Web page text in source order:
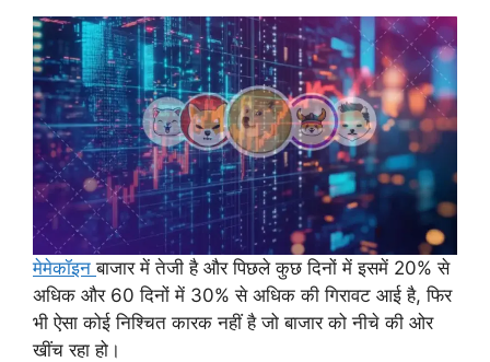
मेमेकॉइनबाजार में तेजी है और पिछले कुछ दिनों में इसमें 20% से
अधिक और 60 दिनों में 30% से अधिक की गिरावट आई है, फिर
भी ऐसा कोई निश्चित कारक नहीं है जो बाजार को नीचे की ओर
खींच रहा हो।